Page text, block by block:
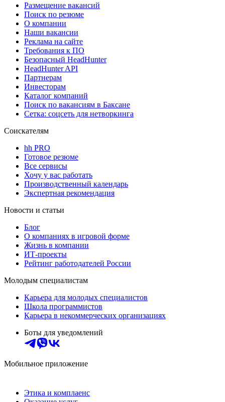
Размещение вакансий
Поиск по резюме
О компании
Наши вакансии
Реклама на сайте
Требования к ПО
Безопасный HeadHunter
HeadHunter API
Партнерам
Инвесторам
Каталог компаний
Поиск по вакансиям в Баксане
Сетка: соцсеть для нетворкинга
Соискателям
hh PRO
Готовое резюме
Все сервисы
Хочу у вас работать
Производственный календарь
Экспертная рекомендация
Новости и статьи
Блог
О компаниях в игровой форме
Жизнь в компании
ИТ-проекты
Рейтинг работодателей России
Молодым специалистам
Карьера для молодых специалистов
Школа программистов
Карьера в некоммерческих организациях
Боты для уведомлений
Мобильное приложение
Этика и комплаенс